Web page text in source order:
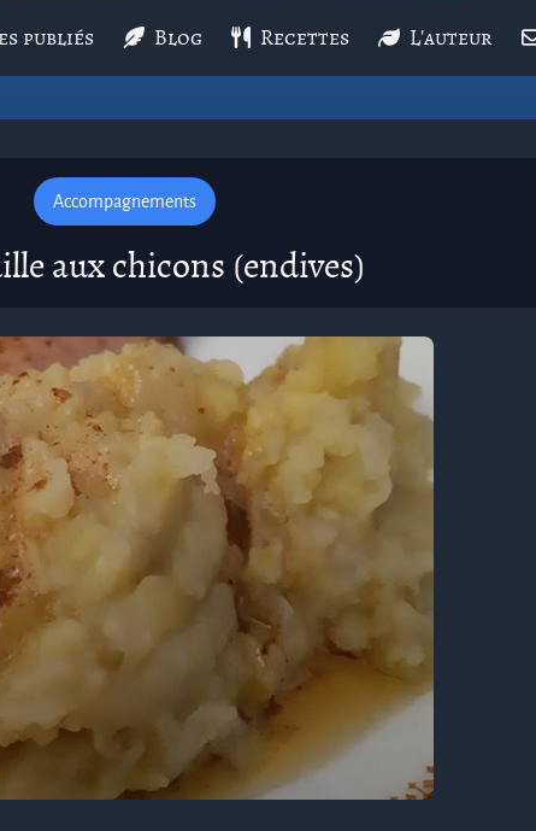
publiés Blog Recettes L'auteur
Accompagnements
aux chicons (endives)